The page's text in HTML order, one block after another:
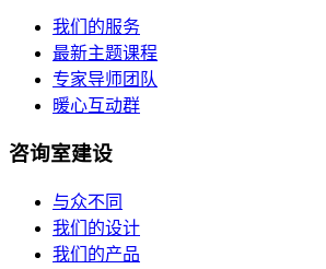
我们的服务
最新主题课程
专家导师团队
暖心互动群
咨询室建设
与众不同
我们的设计
我们的产品